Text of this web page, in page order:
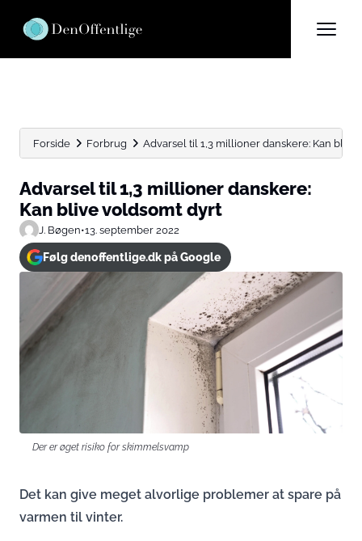
Forside Forbrug Advarsel til 1,3 millioner danskere: Kan
Advarsel til 1,3 millioner danskere:
Kan blive voldsomt dyrt
J. Bøgen•13. september 2022
Følg denoffentlige.dk på Google
Der er øget risiko for skimmelsvamp
Det kan give meget alvorlige problemer at spare på
varmen til vinter.